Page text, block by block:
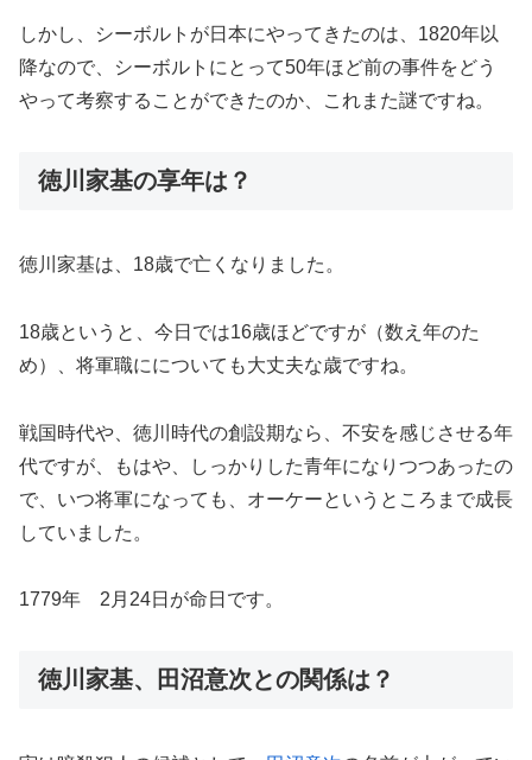
しかし、シーボルトが日本にやってきたのは、1820年以
降なので、シーボルトにとって50年ほど前の事件をどう
やって考察することができたのか、これまた謎ですね。
徳川家基の享年は？
徳川家基は、18歳で亡くなりました。
18歳というと、今日では16歳ほどですが（数え年のた
め）、将軍職にについても大丈夫な歳ですね。
戦国時代や、徳川時代の創設期なら、不安を感じさせる年
代ですが、もはや、しっかりした青年になりつつあったの
で、いつ将軍になっても、オーケーというところまで成長
していました。
1779年 2月24日が命日です。
徳川家基、田沼意次との関係は？